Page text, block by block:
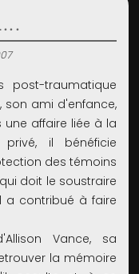
post-traumatique
son ami d'enfance,
affaire liée à la
il bénéficie
des témoins
doit le soustraire
a contribué à faire
Vance, sa
la mémoire